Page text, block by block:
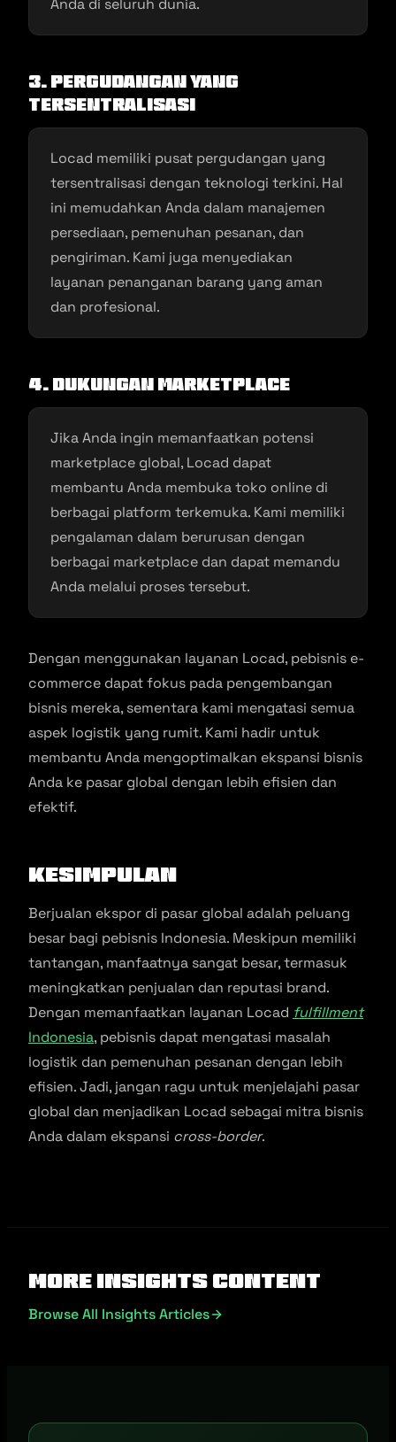
Anda di seluruh dunia.
3. Pergudangan yang
Tersentralisasi
Locad memiliki pusat pergudangan yang
tersentralisasi dengan teknologi terkini. Hal
ini memudahkan Anda dalam manajemen
persediaan, pemenuhan pesanan, dan
pengiriman. Kami juga menyediakan
layanan penanganan barang yang aman
dan profesional.
4. Dukungan Marketplace
Jika Anda ingin memanfaatkan potensi
marketplace global, Locad dapat
membantu Anda membuka toko online di
berbagai platform terkemuka. Kami memiliki
pengalaman dalam berurusan dengan
berbagai marketplace dan dapat memandu
Anda melalui proses tersebut.
Dengan menggunakan layanan Locad, pebisnis e-
commerce dapat fokus pada pengembangan
bisnis mereka, sementara kami mengatasi semua
aspek logistik yang rumit. Kami hadir untuk
membantu Anda mengoptimalkan ekspansi bisnis
Anda ke pasar global dengan lebih efisien dan
efektif.
Kesimpulan
Berjualan ekspor di pasar global adalah peluang
besar bagi pebisnis Indonesia. Meskipun memiliki
tantangan, manfaatnya sangat besar, termasuk
meningkatkan penjualan dan reputasi brand.
Dengan memanfaatkan layanan Locad fulfillment
Indonesia, pebisnis dapat mengatasi masalah
logistik dan pemenuhan pesanan dengan lebih
efisien. Jadi, jangan ragu untuk menjelajahi pasar
global dan menjadikan Locad sebagai mitra bisnis
Anda dalam ekspansi cross-border.
More Insights Content
Browse All Insights Articles